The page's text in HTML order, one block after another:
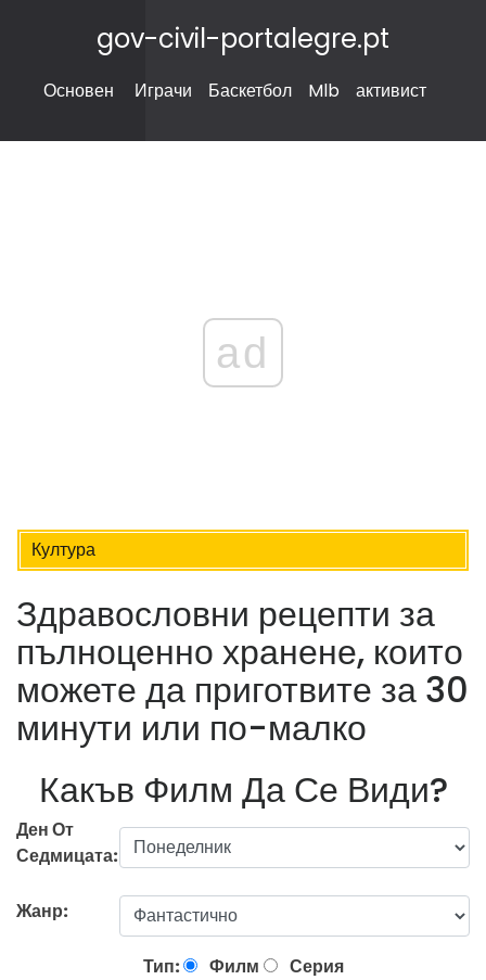
gov-civil-portalegre.pt
Основен Играчи Баскетбол Mlb активист
ad
Култура
Здравословни рецепти за
пълноценно хранене, които
можете да приготвите за 30
минути или по-малко
Какъв Филм Да Се Види?
Ден От
Седмицата:
Жанр:
Тип: Филм Серия